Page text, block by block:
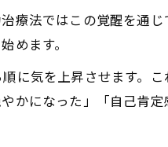
療法ではこの覚醒を通
めます。
に気を上昇させます。
かになった」「自己肯